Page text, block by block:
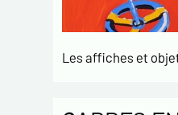
Les affiches et